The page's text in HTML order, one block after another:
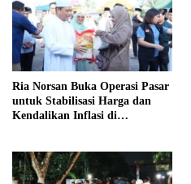
Ria Norsan Buka Operasi Pasar
untuk Stabilisasi Harga dan
Kendalikan Inflasi di